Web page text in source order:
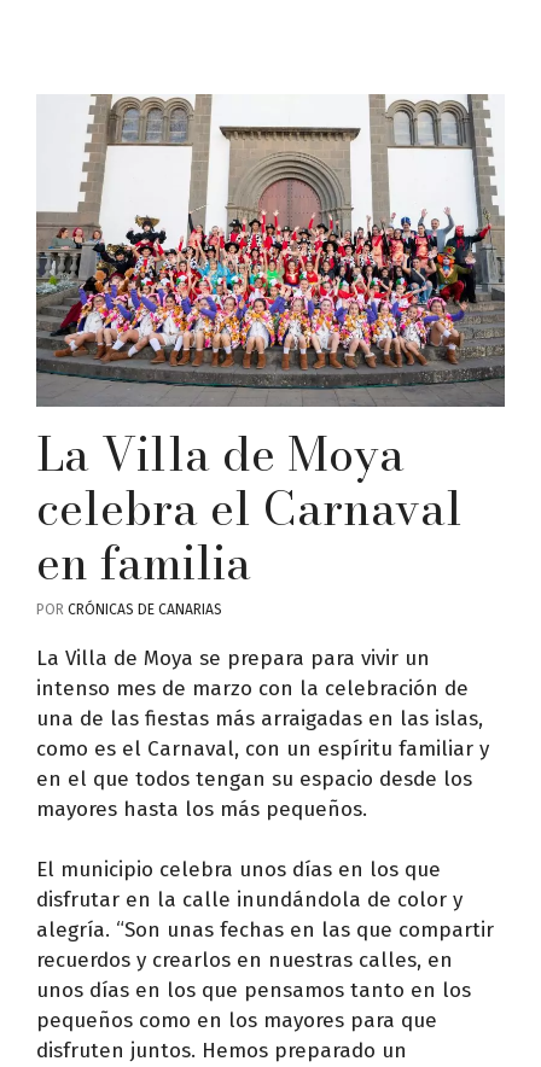
La Villa de Moya
celebra el Carnaval
en familia
POR CRÓNICAS DE CANARIAS
La Villa de Moya se prepara para vivir un
intenso mes de marzo con la celebración de
una de las fiestas más arraigadas en las islas,
como es el Carnaval, con un espíritu familiar y
en el que todos tengan su espacio desde los
mayores hasta los más pequeños.
El municipio celebra unos días en los que
disfrutar en la calle inundándola de color y
alegría. “Son unas fechas en las que compartir
recuerdos y crearlos en nuestras calles, en
unos días en los que pensamos tanto en los
pequeños como en los mayores para que
disfruten juntos. Hemos preparado un